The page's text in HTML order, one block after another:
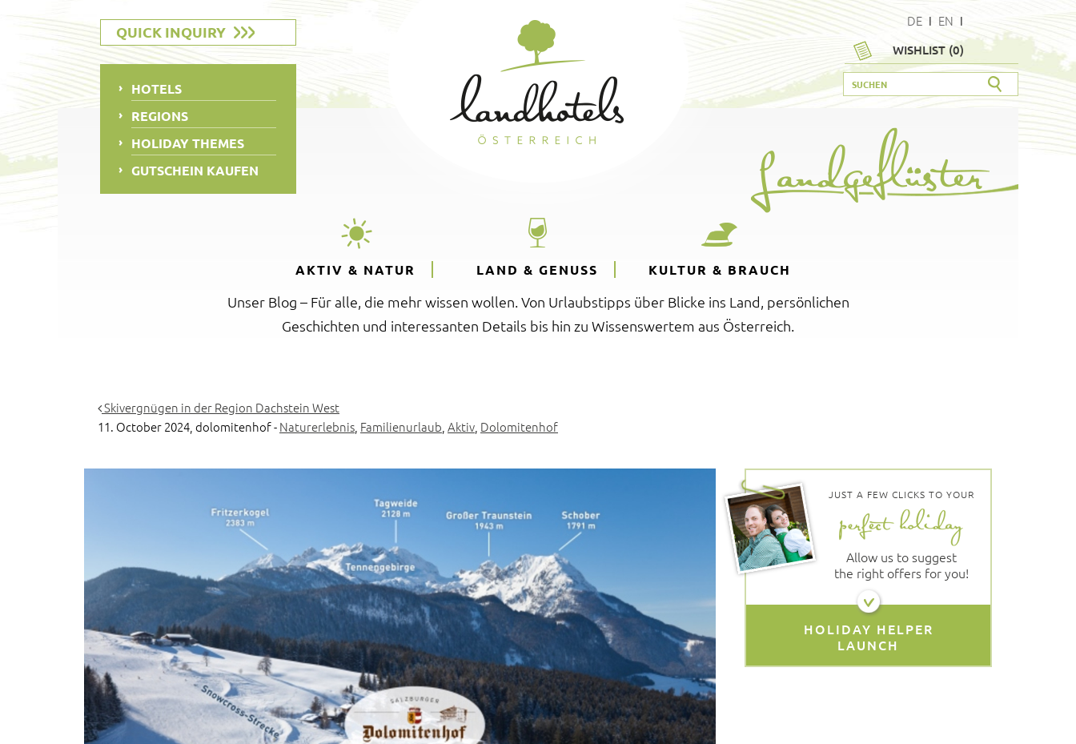
AKTIV & NATUR LAND & GENUSS KULTUR & BRAUCH
Unser Blog – Für alle, die mehr wissen wollen. Von Urlaubstipps über Blicke ins Land, persönlichen
Geschichten und interessanten Details bis hin zu Wissenswertem aus Österreich.
Skivergnügen in der Region Dachstein West
11. October 2024, dolomitenhof-Naturerlebnis Familienurlaub Aktiv Dolomitenhof
JUST A FEW CLICKS TO YOUR
Allow us to suggest
the right offers for you!
HOLIDAY HELPER
LAUNCH
QUICK INQUIRY
DE I EN I
WISHLIST (0)
HOTELS
REGIONS
HOLIDAY THEMES
GUTSCHEIN KAUFEN